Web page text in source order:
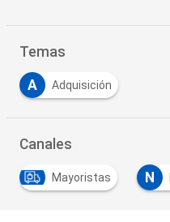
Temas
A Adquisición
Canales
Mayoristas N